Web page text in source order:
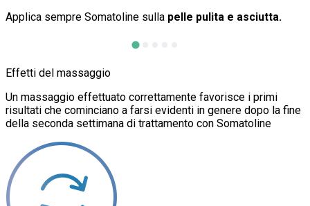
Applica sempre Somatoline sulla pelle pulita e asciutta.
Effetti del massaggio
Un massaggio effettuato correttamente favorisce i primi
risultati che cominciano a farsi evidenti in genere dopo la fine
della seconda settimana di trattamento con Somatoline